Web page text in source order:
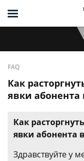
FAQ
Как
явки абонента
Как
явки абонента
Здравствуйте у